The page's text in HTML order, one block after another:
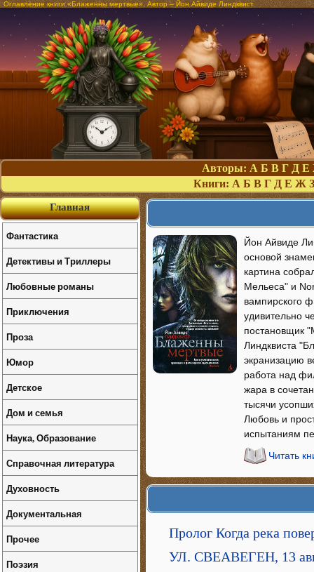
Оглавление книги «Блаженны мертвые». Автор – Йон Айвиде Линдквист
Авторы: А Б В Г Д Е
Книги: А Б В Г Д Е Ж З
Йон Айвиде
основой
картина
Мельеса" и
вампирского
удивительно
постановщик
Линдквиста
экранизацию
работа над
жара в
тысячи
Любовь и
испытаниям
Читать
Пролог Когда река
УЛ. СВЕАВЕГЕН, 13
Главная
Фантастика
Детективы и Триллеры
Любовные романы
Приключения
Проза
Юмор
Детское
Дом и семья
Наука, Образование
Справочная литература
Духовность
Документальная
Прочее
Поэзия